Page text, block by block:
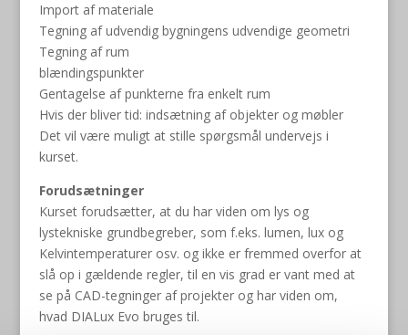
Import af materiale
Tegning af udvendig bygningens udvendige geometri
Tegning af rum
blændingspunkter
Gentagelse af punkterne fra enkelt rum
Hvis der bliver tid: indsætning af objekter og møbler
Det vil være muligt at stille spørgsmål undervejs i
kurset.
Forudsætninger
Kurset forudsætter, at du har viden om lys og
lystekniske grundbegreber, som f.eks. lumen, lux og
Kelvintemperaturer osv. og ikke er fremmed overfor at
slå op i gældende regler, til en vis grad er vant med at
se på CAD-tegninger af projekter og har viden om,
hvad DIALux Evo bruges til.